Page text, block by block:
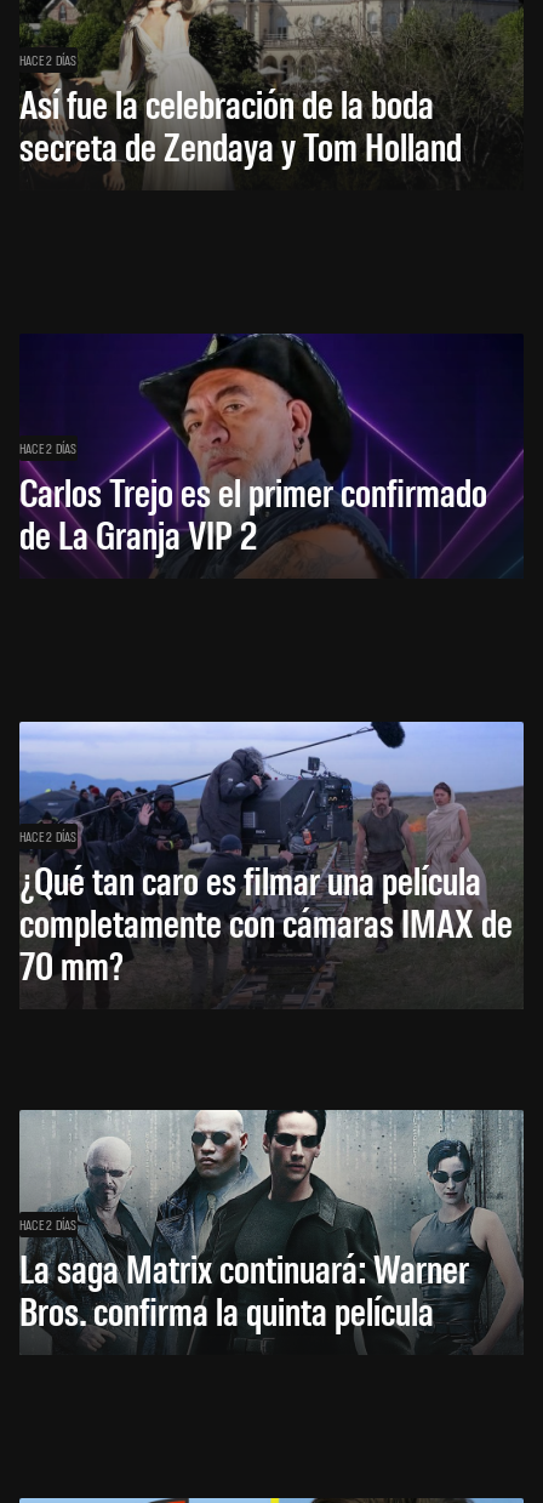
HACE 2 DÍAS
Así fue la celebración de la boda
secreta de Zendaya y Tom Holland
HACE 2 DÍAS
Carlos Trejo es el primer confirmado
de La Granja VIP 2
HACE 2 DÍAS
¿Qué tan caro es filmar una película
completamente con cámaras IMAX de
70 mm?
HACE 2 DÍAS
La saga Matrix continuará: Warner
Bros. confirma la quinta película